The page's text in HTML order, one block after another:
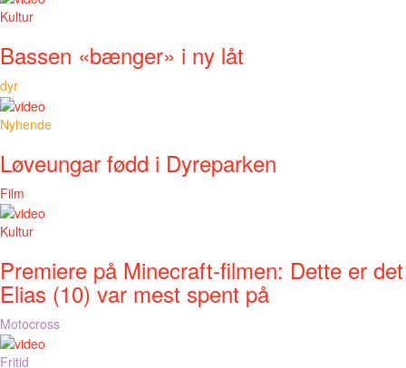
Kultur
Bassen «bænger» i ny låt
dyr
Nyhende
Løveungar fødd i Dyreparken
Film
Kultur
Premiere på Minecraft-filmen: Dette er det
Elias (10) var mest spent på
Motocross
Fritid